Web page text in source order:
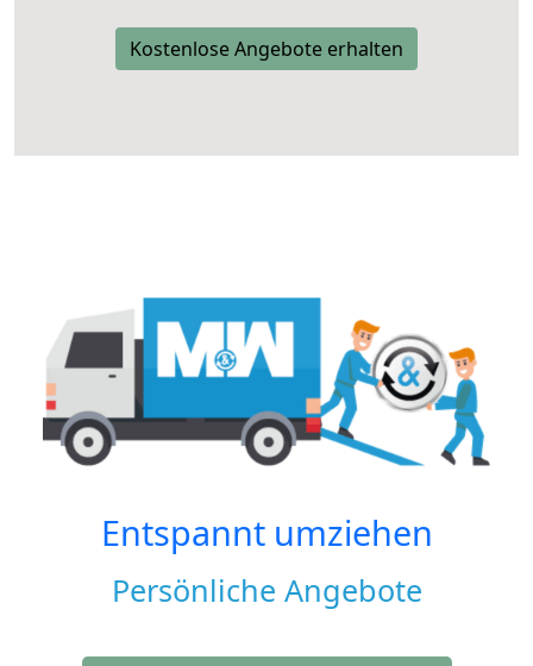
Kostenlose Angebote erhalten
Entspannt umziehen
Persönliche Angebote